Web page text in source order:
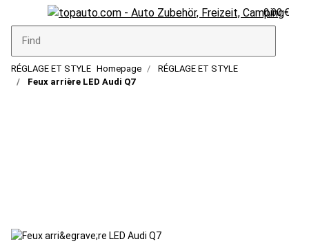
0,00 €
RÉGLAGE ET STYLE Homepage
RÉGLAGE ET STYLE
Feux arrière LED Audi Q7